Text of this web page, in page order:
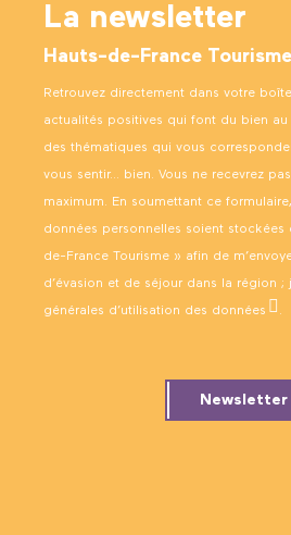
La newsletter
Hauts-de-France Tourisme
Retrouvez directement dans votre
actualités positives qui font du bien au
des thématiques qui vous
vous sentir… bien. Vous ne recevrez
maximum. En soumettant ce
données personnelles soient stockées
de-France Tourisme » afin de
d’évasion et de séjour dans la région ;
générales d’utilisation des données .
Newsletter